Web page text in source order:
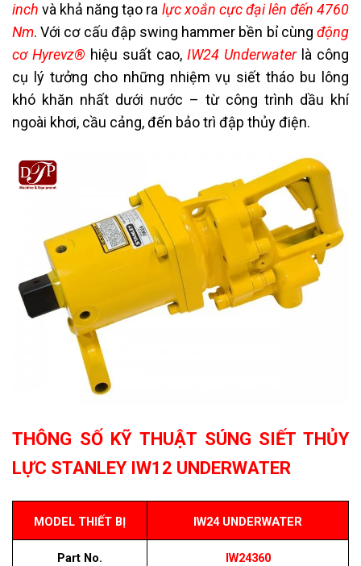
inch và khả năng tạo ra lực xoắn cực đại lên đến 4760
Nm. Với cơ cấu đập swing hammer bền bỉ cùng động
cơ Hyrevz® hiệu suất cao, IW24 Underwaterlà công
cụ lý tưởng cho những nhiệm vụ siết tháo bu lông
khó khăn nhất dưới nước – từ công trình dầu khí
ngoài khơi, cầu cảng, đến bảo trì đập thủy điện.
THÔNG SỐ KỸ THUẬT SÚNG SIẾT THỦY
LỰC STANLEY IW12 UNDERWATER
MODEL THIẾT BỊ IW24 UNDERWATER
Part No. IW24360